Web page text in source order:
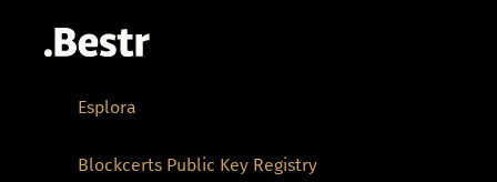
Esplora
Blockcerts Public Key Registry